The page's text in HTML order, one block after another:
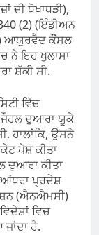
ਦੀ ਧੋਖਾਧੜੀ),
(2) (ਇੰਡੀਅਨ
ਆਯੁਰਵੈਦ ਕੌਂਸਲ
ਨੇ ਇਹ ਖੁਲਾਸਾ
ਸ਼ੱਕੀ ਸੀ.
ਵਿੱਚ
ਜੌਹਲ ਦੁਆਰਾ ਯੂਕੇ
ਹਾਲਾਂਕਿ, ਉਸਨੇ
ਪੇਸ਼ ਕੀਤਾ
ਦੁਆਰਾ ਕੀਤਾ
ਆਂਧਰਾ ਪ੍ਰਦੇਸ਼
(ਐਨਐਮਸੀ)
ਵਿਚ
ਹੈ.